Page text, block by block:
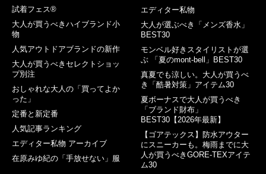
試着フェス®︎
大人が買うべきハイブランド小
物
人気アウトドアブランドの新作
大人が買うべきセレクトショッ
プ別注
おしゃれな大人の「買ってよか
った」
定番と新定番
人気記事ランキング
エディター私物 アーカイブ
在原みゆ紀の「手放せない」服
エディター私物
大人が選ぶべき「メンズ香水」
BEST30
モンベル好きスタイリストが選
ぶ 「夏のmont-bell」BEST30
真夏でも涼しい。大人が買うべ
き「酷暑対策」アイテム30
夏ボーナスで大人が買うべき
「ブランド財布」
BEST30【2026年最新】
【ゴアテックス】防水アウター
にスニーカーも。梅雨までに大
人が買うべきGORE-TEXアイテ
ム30